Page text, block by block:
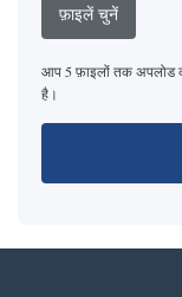
फ़ाइलें चुनें
आप 5 फ़ाइलों तक अपलोड
है।